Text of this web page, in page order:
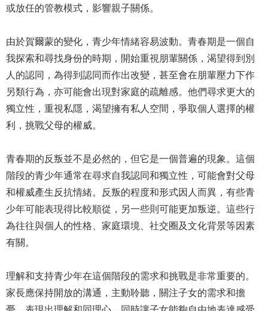
或放任的管教模式，影響親子關係。
由於賀爾蒙的變化，青少年情緒容易波動。青春期是一個自
我探索和尋找身份的時期，開始重視朋輩關係，渴望得到別
人的認同，為得到認同而作出改變，甚至會在朋輩壓力下作
另類行為，亦可能會出現對家庭的疏離感。他們尋求更大的
獨立性，重視私隱，渴望擁有私人空間，爭取個人選擇的權
利，挑戰父母的權威。
青春期的反叛並不是必然的，但它是一個普遍的現象。這個
階段的青少年通常在尋求自我認同和獨立性，可能會對父母
和權威產生反抗情緒。反叛的程度和形式因人而異，有些青
少年可能表現得比較順從，另一些則可能更加叛逆。這些行
為往往與個人的性格、家庭環境、社交圈及文化背景等因素
有關。
理解和支持青少年在這個階段的需求和挑戰是非常重要的。
家長應保持開放的溝通，主動聆聽，關注子女的需求和擔